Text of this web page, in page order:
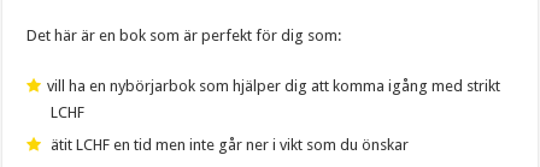
Det här är en bok som är perfekt för dig som:
vill ha en nybörjarbok som hjälper dig att komma igång med strikt
LCHF
ätit LCHF en tid men inte går ner i vikt som du önskar